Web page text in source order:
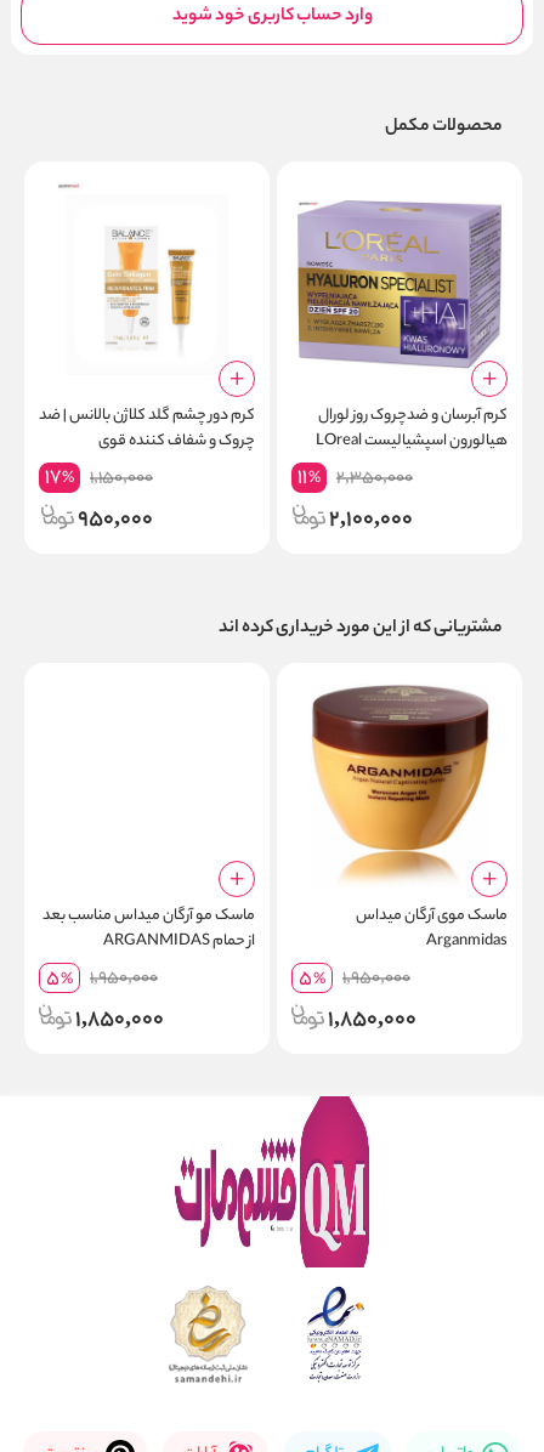
وارد حساب کاربری خود شوید
محصولات مکمل
کرم آبرسان و ضدچروک روز لورال
هیالورون اسپشیالیست LOreal
2,350,000
11%
2,100,000
کرم دور چشم گلد کلاژن بالانس | ضد
چروک و شفاف کننده قوی
1,150,000
17%
950,000
مشتریانی که از این مورد خریداری کرده اند
ماسک موی آرگان میداس
Arganmidas
1,950,000
5%
1,850,000
ماسک مو آرگان میداس مناسب بعد
از حمام ARGANMIDAS
1,950,000
5%
1,850,000